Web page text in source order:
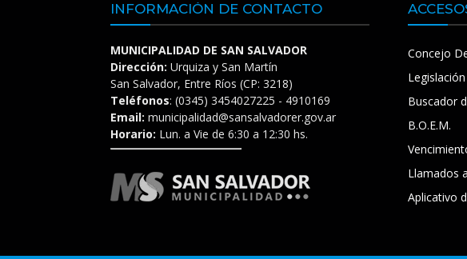
INFORMACIÓN DE CONTACTO
MUNICIPALIDAD DE SAN SALVADOR
Dirección: Urquiza y San Martín
San Salvador, Entre Ríos (CP: 3218)
Teléfonos: (0345) 3454027225 - 4910169
Email: municipalidad@sansalvadorer.gov.ar
Horario: Lun. a Vie de 6:30 a 12:30 hs.
Concejo
Legislación
Buscador
B.O.E.M.
Llamados
Aplicativo